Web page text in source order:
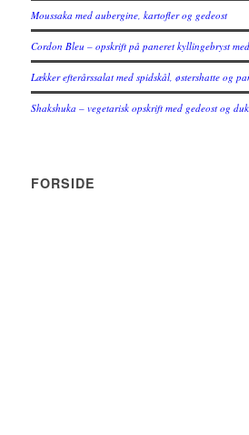
Moussaka med aubergine, kartofler og gedeost
Cordon Bleu – opskrift på paneret kyllingebryst
Lækker efterårssalat med spidskål, østershatte og
Shakshuka – vegetarisk opskrift med gedeost og
FORSIDE